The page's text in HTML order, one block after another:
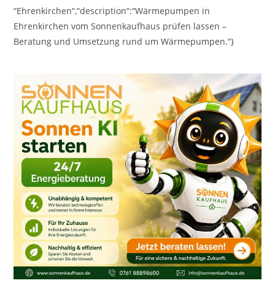
“Ehrenkirchen“,“description“:“Wärmepumpen in
Ehrenkirchen vom Sonnenkaufhaus prüfen lassen –
Beratung und Umsetzung rund um Wärmepumpen.“}